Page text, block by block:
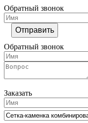
Обратный звонок
Обратный звонок
Заказать